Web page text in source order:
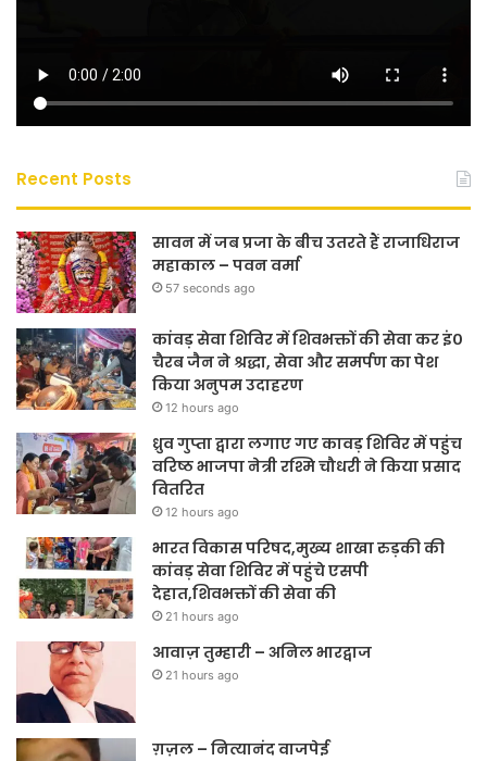
Recent Posts
सावन में जब प्रजा के बीच उतरते हैं राजाधिराज
महाकाल – पवन वर्मा
57 seconds ago
कांवड़ सेवा शिविर में शिवभक्तों की सेवा कर इं०
चैरब जैन ने श्रद्धा, सेवा और समर्पण का पेश
किया अनुपम उदाहरण
12 hours ago
ध्रुव गुप्ता द्वारा लगाए गए कावड़ शिविर में पहुंच
वरिष्ठ भाजपा नेत्री रश्मि चौधरी ने किया प्रसाद
वितरित
12 hours ago
भारत विकास परिषद,मुख्य शाखा रुड़की की
कांवड़ सेवा शिविर में पहुंचे एसपी
देहात,शिवभक्तों की सेवा की
21 hours ago
आवाज़ तुम्हारी – अनिल भारद्वाज
21 hours ago
ग़ज़ल – नित्यानंद वाजपेई